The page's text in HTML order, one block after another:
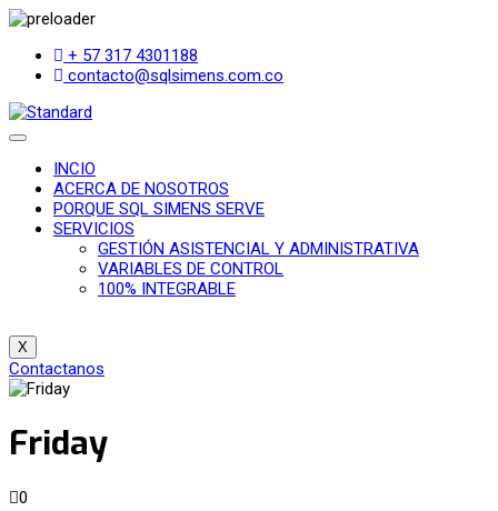
+ 57 317 4301188
contacto@sqlsimens.com.co
INCIO
ACERCA DE NOSOTROS
PORQUE SQL SIMENS SERVE
SERVICIOS
GESTIÓN ASISTENCIAL Y ADMINISTRATIVA
VARIABLES DE CONTROL
100% INTEGRABLE
X
Contactanos
Friday
0